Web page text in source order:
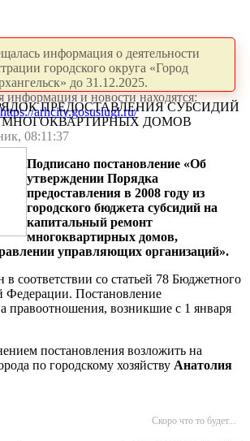
информация о деятельности
городского округа «Город
до 31.12.2025.
информация и новости находятся:
https://arhcity.gosuslugi.ru/
ПРЕДОСТАВЛЕНИЯ СУБСИДИЙ
ДОМОВ
08:11:37
Подписано постановление «Об
утверждении Порядка
предоставления в 2008 году из
городского бюджета субсидий на
капитальный ремонт
многоквартирных домов,
управляющих организаций».
соответствии со статьей 78 Бюджетного
Федерации. Постановление
правоотношения, возникшие с 1 января
постановления возложить на
по городскому хозяйству Анатолия
Скоро что то будет...